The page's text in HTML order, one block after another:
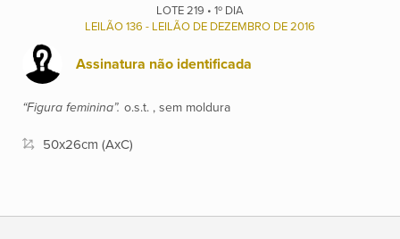
catálogo
Leilões
LOTE 219 • 1º DIA
LEILÃO 136 - LEILÃO DE DEZEMBRO DE 2016
Assinatura não identificada
“Figura feminina”. o.s.t. , sem moldura
50x26cm (AxC)